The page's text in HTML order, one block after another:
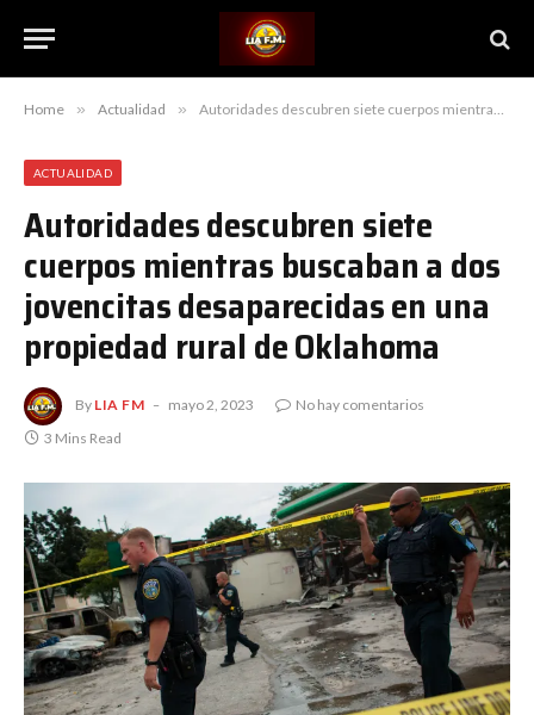
Home » Actualidad » Autoridades descubren siete cuerpos mientras buscaban a dos jovencitas desaparecidas en una propiedad rural de Oklahoma
ACTUALIDAD
Autoridades descubren siete
cuerpos mientras buscaban a dos
jovencitas desaparecidas en una
propiedad rural de Oklahoma
By LIA FM mayo 2, 2023
No hay comentarios
3 Mins Read